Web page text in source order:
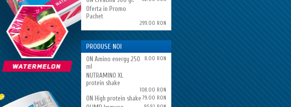
Oferta in Promo
Pachet
299.00 RON
PRODUSE NOI
ON Amino energy 250
ml
8.00 RON
NUTRAMINO XL
protein shake
108.00 RON
ON High protein shake 79.00 RON